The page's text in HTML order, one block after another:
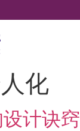
化
计诀窍